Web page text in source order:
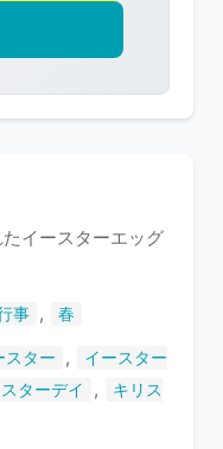
イースターエッグ
事 , 春
スター ,
イースター
ターデイ ,
キリス